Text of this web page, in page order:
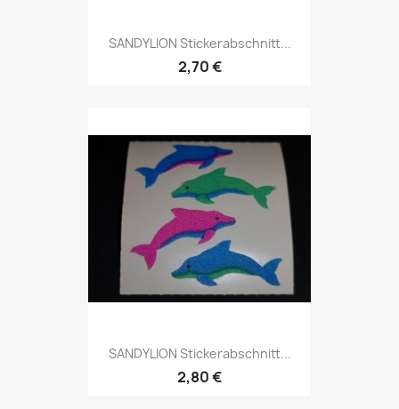
SANDYLION Stickerabschnitt...
2,70 €
SANDYLION Stickerabschnitt...
2,80 €